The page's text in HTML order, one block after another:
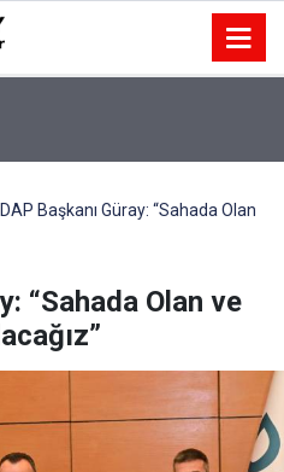
DAP Başkanı Güray: “Sahada Olan
“Sahada Olan ve